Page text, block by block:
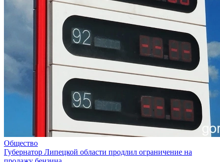
Общество
Губернатор Липецкой области продлил ограничение на